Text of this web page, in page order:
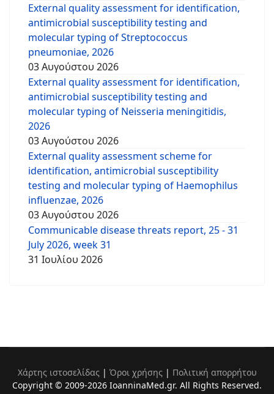
External quality assessment for identification,
antimicrobial susceptibility testing and
molecular typing of Streptococcus
pneumoniae, 2026
03 Αυγούστου 2026
External quality assessment for identification,
antimicrobial susceptibility testing and
molecular typing of Neisseria meningitidis,
2026
03 Αυγούστου 2026
External quality assessment scheme for
identification, antimicrobial susceptibility
testing and molecular typing of Haemophilus
influenzae, 2026
03 Αυγούστου 2026
Communicable disease threats report, 25 - 31
July 2026, week 31
31 Ιουλίου 2026
Χάρτης ιστοσελίδας| Όροι χρήσης| Πολιτική απορρήτου
Copyright © 2009-2026 IoanninaMed.gr. All Rights Reserved.